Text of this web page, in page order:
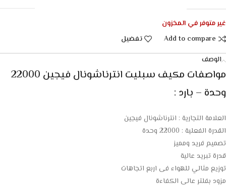
غير متوفر في المخزون
Add to compare
تفضيل
الوصف
مواصفات مكيف سبليت انترناشونال فيجين 22000
وحدة – بارد :
العلامة التجارية : انترناشونال فيجين
القدرة الفعلية : 22000 وحدة
تصميم فريد ومميز
قدرة تبريد عالية
توزيع مثالي للهواء فى اربع اتجاهات
مزود بفلتر عالى الكفاءة